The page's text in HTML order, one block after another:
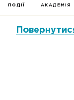
ПОДІЇ АКАДЕМІЯ